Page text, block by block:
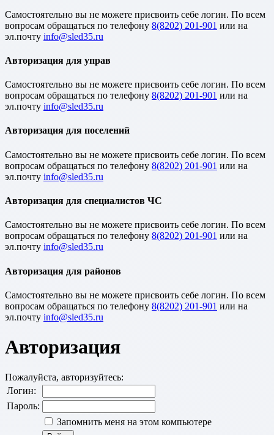
Cамостоятельно вы не можете присвоить себе логин. По всем
вопросам обращаться по телефону 8(8202) 201-901 или на
эл.почту
Авторизация для управ
Cамостоятельно вы не можете присвоить себе логин. По всем
вопросам обращаться по телефону 8(8202) 201-901 или на
эл.почту
Авторизация для поселений
Cамостоятельно вы не можете присвоить себе логин. По всем
вопросам обращаться по телефону 8(8202) 201-901 или на
эл.почту
Авторизация для специалистов ЧС
Cамостоятельно вы не можете присвоить себе логин. По всем
вопросам обращаться по телефону 8(8202) 201-901 или на
эл.почту
Авторизация для районов
Cамостоятельно вы не можете присвоить себе логин. По всем
вопросам обращаться по телефону 8(8202) 201-901 или на
эл.почту
Авторизация
Пожалуйста, авторизуйтесь:
Логин:
Пароль:
Запомнить меня на этом компьютере